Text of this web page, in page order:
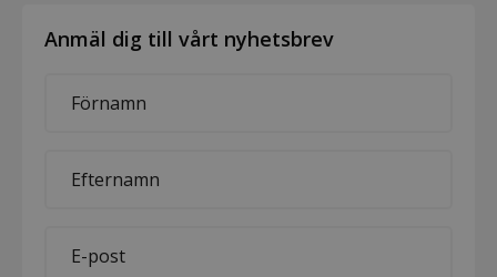
Anmäl dig till vårt nyhetsbrev
name
name
mail